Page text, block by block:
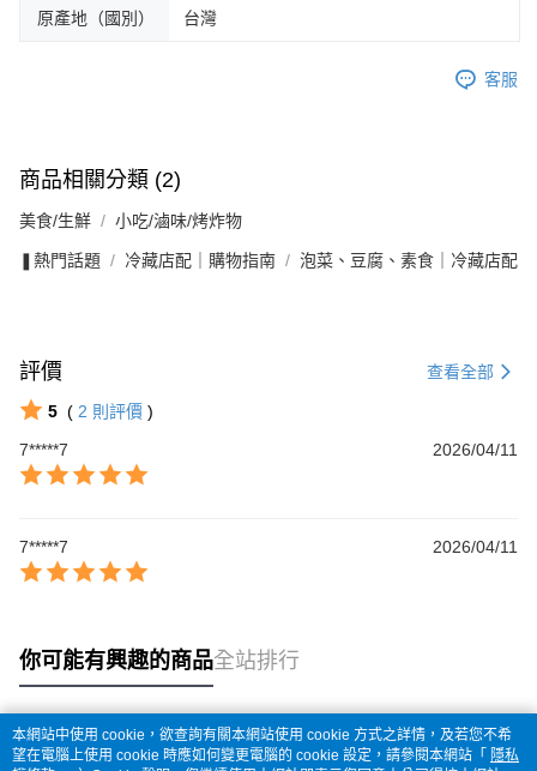
原產地（國別） 台灣
客服
商品相關分類 (2)
美食/生鮮 小吃/滷味/烤炸物
❚熱門話題 冷藏店配｜購物指南 泡菜、豆腐、素食｜冷藏店配
評價 查看全部
5 ( 2 則評價 )
7*****7
2026/04/11
7*****7 2026/04/11
你可能有興趣的商品全站排行
熱門標籤
本網站中使用 cookie，欲查詢有關本網站使用 cookie 方式之詳情，及若您不希
望在電腦上使用 cookie 時應如何變更電腦的 cookie 設定，請參閱本網站「 隱私